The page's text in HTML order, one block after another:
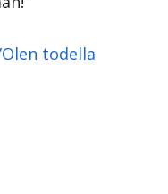
todella